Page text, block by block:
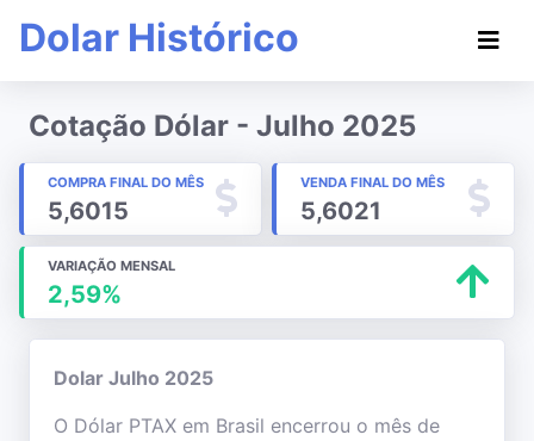
Dolar Histórico
Cotação Dólar - Julho 2025
COMPRA FINAL DO MÊS
5,6015
VENDA FINAL DO MÊS
5,6021
VARIAÇÃO MENSAL
2,59%
Dolar Julho 2025
O Dólar PTAX em Brasil encerrou o mês de